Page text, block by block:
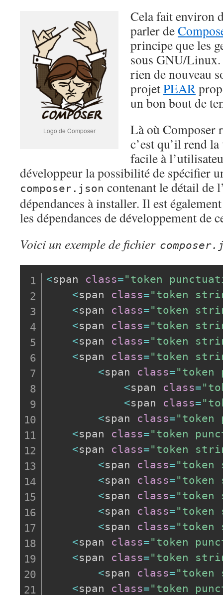
Logo de Composer
Cela fait environ
parler de
principe que les
sous GNU/
rien de nouveau
projetPEAR
un bon bout de
Là où Composer
c’est qu’il rend
facile à
développeur la possibilité de spécifier
composer.json contenant le détail de
dépendances à installer. Il est
les dépendances de développement de
Voici un exemple de fichier
<span class="token
<span class="token
<span class="token
<span class="token
<span class="token
<span class="token
<span class="token
<span class=
<span class=
<span class="token
<span class="token
<span class="token
<span class="token
<span class="token
<span class="token
<span class="token
<span class="token
<span class="token
<span class="token
<span class="token
<span class="token